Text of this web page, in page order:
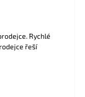
hvězdiček.
Rychlé
řeší
hvězdiček.